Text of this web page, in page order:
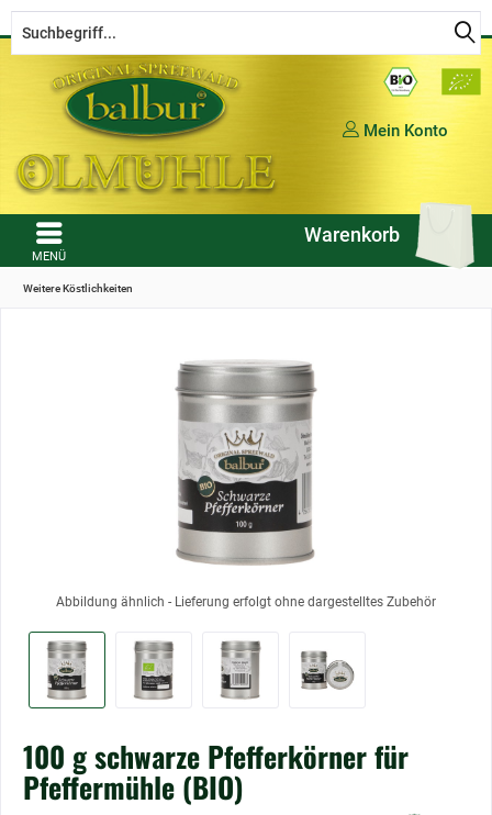
MENÜ
Warenkorb
Mein Konto
Weitere Köstlichkeiten
Abbildung ähnlich - Lieferung erfolgt ohne dargestelltes Zubehör
100 g schwarze Pfefferkörner für
Pfeffermühle (BIO)